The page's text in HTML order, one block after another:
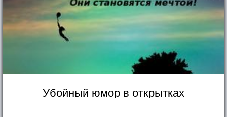
Убойный юмор в открытках